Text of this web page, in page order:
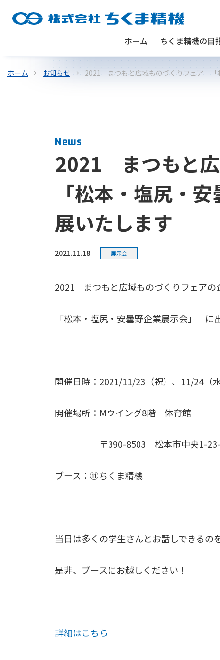
ホーム ちくま精機の目
ホーム お知らせ 2021 まつもと広域ものづくりフェア 「
News
2021 まつもと
「松本・塩尻・
展いたします
2021.11.18 展示会
2021 まつもと広域ものづくりフェアの
「松本・塩尻・安曇野企業展示会」 に
開催日時：2021/11/23（祝）、11/24
開催場所：Mウイング8階 体育館
〒390-8503 松本市中央1-
ブース：⑪ちくま精機
当日は多くの学生さんとお話しできるの
是非、ブースにお越しください！
詳細はこちら